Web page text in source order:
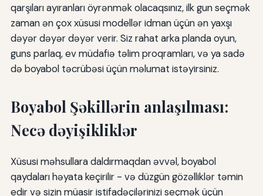
qarşıları ayıranları öyrənmək olacaqsınız, ilk gun seçmək
zaman ən çox xüsusi modellər idman üçün ən yaxşı
dəyər dəyər dəyər verir. Siz rahat arka planda oyun,
guns parlaq, ev müdafiə təlim proqramları, və ya sadə
də boyabol təcrübəsi üçün məlumat istəyirsiniz.
Boyabol Şəkillərin anlaşılması:
Necə dəyişikliklər
Xüsusi məhsullara daldırmaqdan əvvəl, boyabol
qaydaları həyata keçirilir - və düzgün gözəlliklər təmin
edir və sizin müasir istifadəçilərinizi seçmək üçün